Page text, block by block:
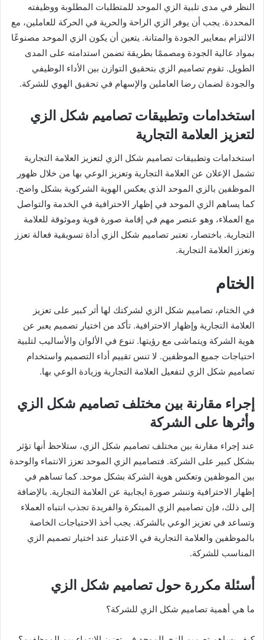
النظر في مدى تلبية الزي الموحد للمتطلبات المطلوبة ووظيفته
المحددة. يجب أن يوفر الزي الراحة والحرية في الحركة للعاملين، مع
الالتزام بمعايير الجودة والمتانة. يتعين أن يكون الزي الموحد مصنوعًا
بمواد عالية الجودة ومصممًا بطريقة تضمن استدامته على المدى
الطويل. تقوم تصاميم الزي بتحقيق التوازن بين الأداء الوظيفي
والجودة لضمان رضا العاملين والإسهام في تحقيق الهوي للشركة.
استخدامات وتطبيقات تصاميم شكل الزي
لتعزيز العلامة التجارية
استخدامات وتطبيقات تصاميم شكل الزي لتعزيز العلامة التجارية
تشمل الإعلان عن العلامة التجارية وتعزيز الوعي بها من خلال ظهور
الموظفين بالزي الموحد الذي يعكس الهوية الشركوية بشكل واضح.
كما يساهم الزي الموحد في إظهار الاحترافية في الخدمة والتواصل
مع العملاء، وهو عنصر مهم في إقامة صورة قوية وموثوقة للعلامة
التجارية. باختصار، تعتبر تصاميم شكل الزي أداة تسويقية فعالة تعزز
وتعزز العلامة التجارية.
الختام
في الختام، تصاميم شكل الزي لشركتك لها أثر كبير على تعزيز
العلامة التجارية وإظهار الاحترافية. تأكد من اختيار تصميم يعبر عن
هوية الشركة ويتماشى مع رؤيتها. تنوع في الألوان والأساليب لتلبية
احتياجات جميع الموظفين. لا تنس تقييم أداء التصميم واستخدام
تصاميم شكل الزي لتفعيل العلامة التجارية وزيادة الوعي بها.
إجراء مقارنة بين مختلف تصاميم شكل الزي
وأثرها على الشركة
عند إجراء مقارنة بين مختلف تصاميم شكل الزي، ستلاحظ أنها تؤثر
بشكل كبير على الشركة. فتصاميم الزي الموحد تعزز الانتماء والوحدة
بين الموظفين وتعكس هوية الشركة بشكل موحد. كما تساهم في
إظهار الاحترافية وتنشر صورة ايجابية عن العلامة التجارية. بالإضافة
إلى ذلك، فإن تصاميم الزي المبتكرة والفريدة تجذب انتباه العملاء
وتساعد في تعزيز الوعي بالشركة. يجب أخذ الاحتياجات الخاصة
بالموظفين والعلامة التجارية في الاعتبار عند اختيار تصميم الزي
المناسب للشركة.
أسئلة مكررة حول تصاميم شكل الزي
ما هي أهمية تصاميم شكل الزي للشركة؟